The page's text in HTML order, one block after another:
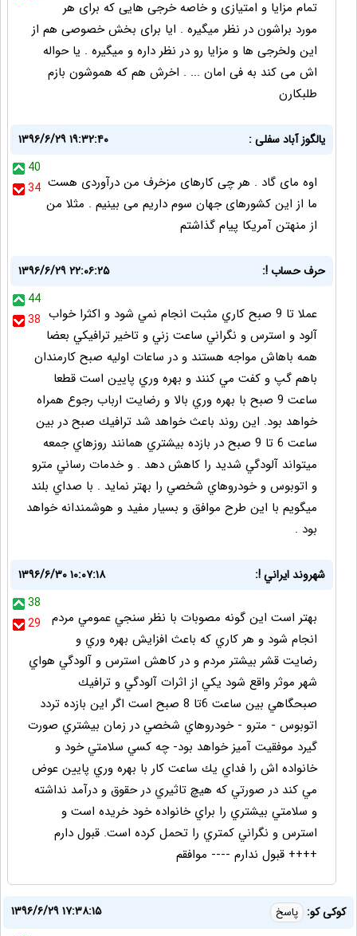
تمام مزایا و امتیازی و خاصه خرجی هایی که برای هر
مورد براشون در نظر میگیره . ایا برای بخش خصوصی هم از
این ولخرجی ها و مزایا رو در نظر داره و میگیره . یا حواله
اش می کند به فی امان ... . اخرش هم که هموشون بازم
طلبکارن
یالگوز آباد سفلی :
۱۳۹۶/۶/۲۹ ۱۹:۳۲:۴۰
40
34 اوه مای گاد . هر چی کارهای مزخرف من درآوردی هست
ما از این کشورهای جهان سوم داریم می بینیم . مثلا من
از منهتن آمریکا پیام گذاشتم
حرف حساب !:
۱۳۹۶/۶/۲۹ ۲۲:۰۶:۲۵
44
38 عملا تا 9 صبح كاري مثبت انجام نمي شود و اكثرا خواب
آلود و استرس و نگراني ساعت زني و تاخير ترافيكي بعضا
همه باهاش مواجه هستند و در ساعات اوليه صبح كارمندان
باهم گپ و كفت مي كنند و بهره وري پايين است قطعا
ساعت 9 صبح با بهره وري بالا و رضايت ارباب رجوع همراه
خواهد بود. اين روند باعث خواهد شد ترافيك صبح در بين
ساعت 6 تا 9 صبح در بازده بيشتري همانند روزهاي جمعه
ميتواند آلودگي شديد را كاهش دهد . و خدمات رساني مترو
و اتوبوس و خودروهاي شخصي را بهتر نمايد . با صداي بلند
ميگويم با اين طرح موافق و بسيار مفيد و هوشمندانه خواهد
بود .
شهروند ايراني !:
۱۳۹۶/۶/۳۰ ۱۰:۰۷:۱۸
38
29
بهتر است اين گونه مصوبات با نظر سنجي عمومي مردم
انجام شود و هر كاري كه باعث افزايش بهره وري و
رضايت قشر بيشتر مردم و در كاهش استرس و آلودگي هواي
شهر موثر واقع شود يكي از اثرات آلودگي و ترافيك
صبحگاهي بين ساعت 6تا 8 صبح است اگر اين بازده تردد
اتوبوس - مترو - خودروهاي شخصي در زمان بيشتري صورت
گيرد موفقيت آميز خواهد بود- چه كسي سلامتي خود و
خانواده اش را فداي يك ساعت كار با بهره وري پايين عوض
مي كند در صورتي كه هيچ تاثيري در حقوق و درآمد نداشته
و سلامتي بيشتري را براي خانواده خود خريده است و
استرس و نگراني كمتري را تحمل كرده است. قبول دارم
++++ قبول ندارم ---- موافقم
کوکی کو: پاسخ
۱۳۹۶/۶/۲۹ ۱۷:۳۸:۱۵